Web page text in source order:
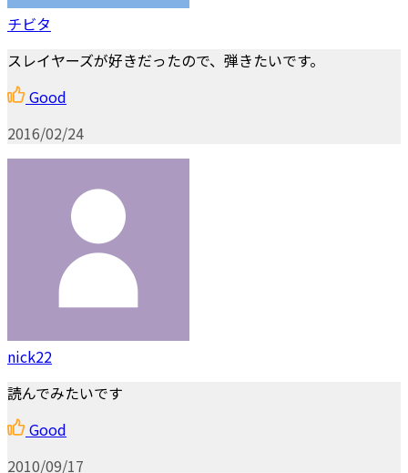
チビタ
スレイヤーズが好きだったので、弾きたいです。
Good
2016/02/24
nick22
読んでみたいです
Good
2010/09/17